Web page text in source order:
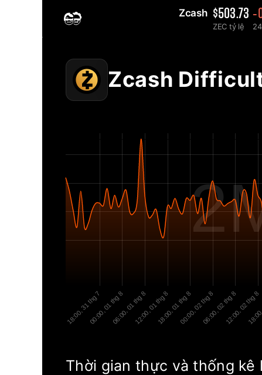
Zcash $503.73
ZEC tỷ lệ
-
Zcash
18:00, 31 thg 700:00, 01 thg 806:00, 01 thg 812:00, 01 thg 818:00, 01 thg 800:00, 02 thg 806:00, 02 thg 812:00, 02 thg 8
Thời gian thực và thống